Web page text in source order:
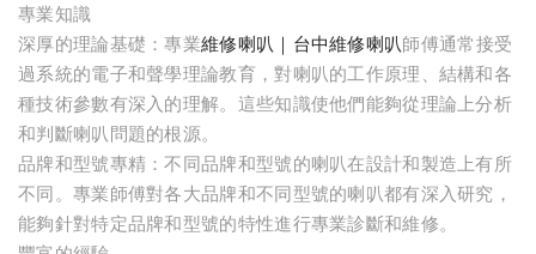
專業知識
深厚的理論基礎：專業維修喇叭｜台中維修喇叭師傅通常接受
過系統的電子和聲學理論教育，對喇叭的工作原理、結構和各
種技術參數有深入的理解。這些知識使他們能夠從理論上分析
和判斷喇叭問題的根源。
品牌和型號專精：不同品牌和型號的喇叭在設計和製造上有所
不同。專業師傅對各大品牌和不同型號的喇叭都有深入研究，
能夠針對特定品牌和型號的特性進行專業診斷和維修。